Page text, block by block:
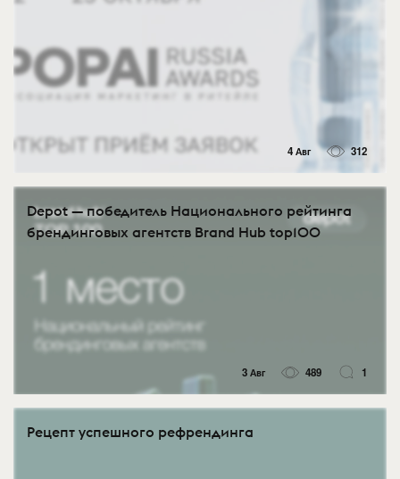
4 Авг 312
Depot — победитель Национального рейтинга
брендинговых агентств Brand Hub top100
3 Авг 489 1
Рецепт успешного рефрендинга